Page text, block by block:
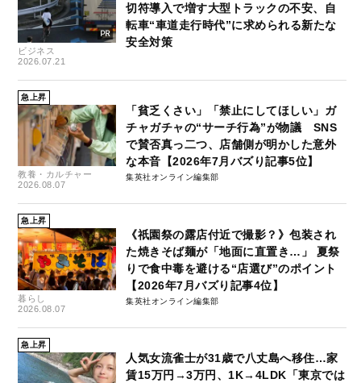
ビジネス
2026.07.21
切符導入で増す大型トラックの不安、自
転車“車道走行時代”に求められる新たな
安全対策
急上昇
教養・カルチャー
2026.08.07
「貧乏くさい」「禁止にしてほしい」ガ
チャガチャの“サーチ行為”が物議 SNS
で賛否真っ二つ、店舗側が明かした意外
な本音【2026年7月バズり記事5位】
集英社オンライン編集部
急上昇
暮らし
2026.08.07
《祇園祭の露店付近で撮影？》包装され
た焼きそば麺が「地面に直置き…」 夏祭
りで食中毒を避ける“店選び”のポイント
【2026年7月バズり記事4位】
集英社オンライン編集部
急上昇
人気女流雀士が31歳で八丈島へ移住…家
賃15万円→3万円、1K→4LDK「東京では